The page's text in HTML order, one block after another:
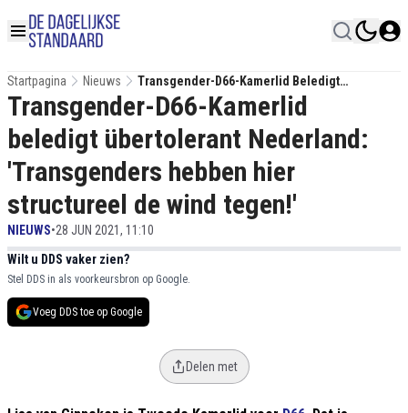
Startpagina Nieuws
Transgender-D66-Kamerlid Beledigt
Übertolerant Nederland: 'Transgenders
Hebben Hier Structureel De Wind Tegen!'
Transgender-D66-Kamerlid
beledigt übertolerant Nederland:
'Transgenders hebben hier
structureel de wind tegen!'
NIEUWS•28 JUN 2021, 11:10
Wilt u DDS vaker zien?
Stel DDS in als voorkeursbron op Google.
Voeg DDS toe op Google
Delen met